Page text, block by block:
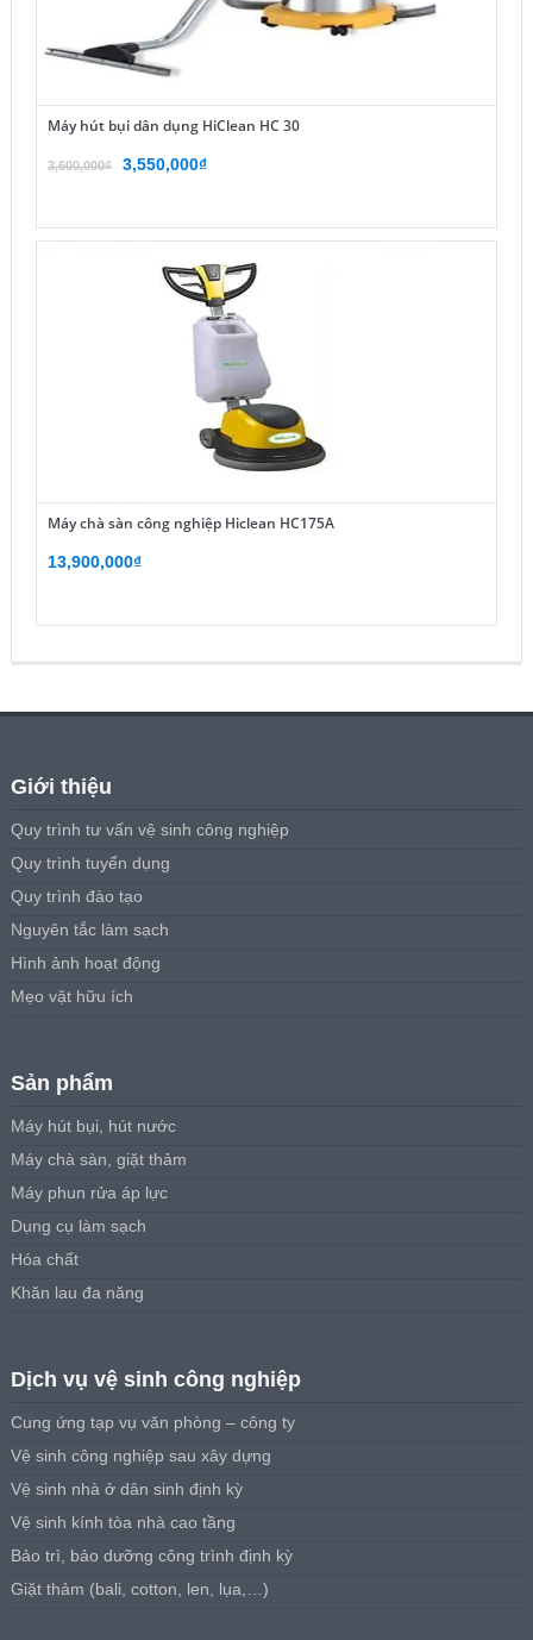
Máy hút bụi dân dụng HiClean HC 30
3,600,000₫
Giá
3,600,000₫.
3,550,000₫Giá
là:
3,550,000₫.
Máy chà sàn công nghiệp Hiclean HC175A
13,900,000₫
Giới thiệu
Quy trình tư vấn vệ sinh công nghiệp
Quy trình tuyển dụng
Quy trình đào tạo
Nguyên tắc làm sạch
Hình ảnh hoạt động
Mẹo vặt hữu ích
Sản phẩm
Máy hút bụi, hút nước
Máy chà sàn, giặt thảm
Máy phun rửa áp lực
Dụng cụ làm sạch
Hóa chất
Khăn lau đa năng
Dịch vụ vệ sinh công nghiệp
Cung ứng tạp vụ văn phòng – công ty
Vệ sinh công nghiệp sau xây dựng
Vệ sinh nhà ở dân sinh định kỳ
Vệ sinh kính tòa nhà cao tầng
Bảo trì, bảo dưỡng công trình định kỳ
Giặt thảm (bali, cotton, len, lụa,…)